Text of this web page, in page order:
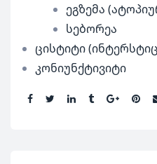
ეგზემა
სებორეა
ცისტიტი
კონიუნქტივიტი
Share: